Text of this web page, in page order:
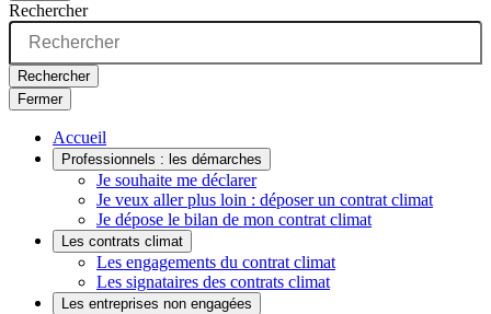
Rechercher
Rechercher
Fermer
Accueil
Professionnels : les démarches
Je souhaite me déclarer
Je veux aller plus loin : déposer un contrat climat
Je dépose le bilan de mon contrat climat
Les contrats climat
Les engagements du contrat climat
Les signataires des contrats climat
Les entreprises non engagées